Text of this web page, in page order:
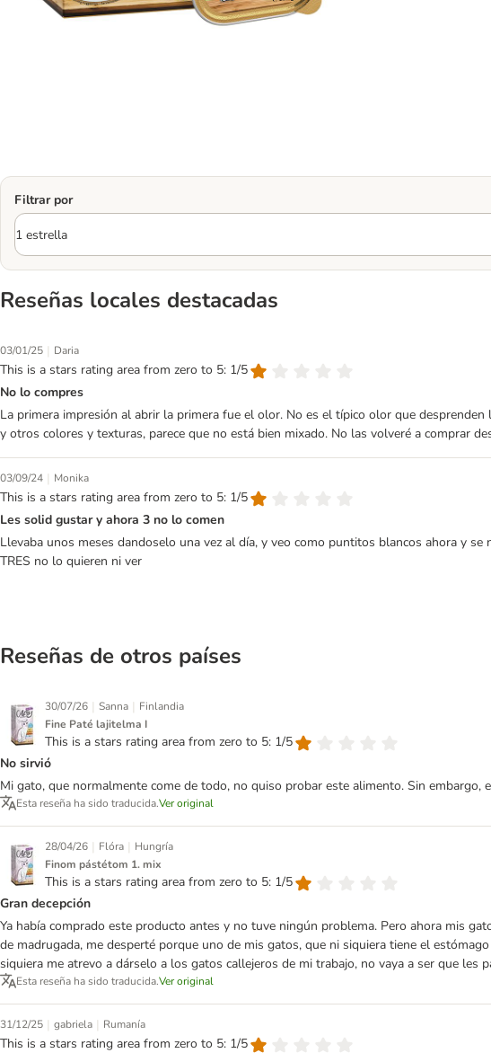
Filtrar por
Reseñas locales destacadas
03/01/25 | Daria
This is a stars rating area from zero to 5: 1/5
No lo compres
La primera impresión al abrir la primera fue el olor. No es el típico olor que
y otros colores y texturas, parece que no está bien mixado. No las volveré a comprar
03/09/24 | Monika
This is a stars rating area from zero to 5: 1/5
Les solid gustar y ahora 3 no lo comen
Llevaba unos meses dandoselo una vez al día, y veo como puntitos blancos ahora y
TRES no lo quieren ni ver
Reseñas de otros países
30/07/26 | Sanna | Finlandia
Fine Paté lajitelma I
This is a stars rating area from zero to 5: 1/5
No sirvió
Mi gato, que normalmente come de todo, no quiso probar este alimento. Sin embargo,
Esta reseña ha sido traducida.Ver original
28/04/26 | Flóra | Hungría
Finom pástétom 1. mix
This is a stars rating area from zero to 5: 1/5
Gran decepción
Ya había comprado este producto antes y no tuve ningún problema. Pero ahora mis
de madrugada, me desperté porque uno de mis gatos, que ni siquiera tiene el
siquiera me atrevo a dárselo a los gatos callejeros de mi trabajo, no vaya a ser que les
Esta reseña ha sido traducida.Ver original
31/12/25 | gabriela | Rumanía
This is a stars rating area from zero to 5: 1/5